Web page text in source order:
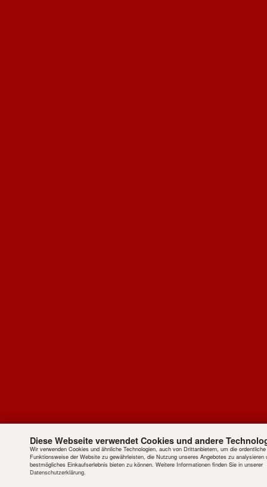
Diese Webseite verwendet Cookies und andere
Wir verwenden Cookies und ähnliche Technologien, auch von Drittanbietern, um die ordentliche
Funktionsweise der Website zu gewährleisten, die Nutzung unseres Angebotes zu analysieren
bestmögliches Einkaufserlebnis bieten zu können. Weitere Informationen finden Sie in unserer
Datenschutzerklärung.